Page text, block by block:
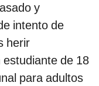
y
intento de
herir
de 18
para adultos